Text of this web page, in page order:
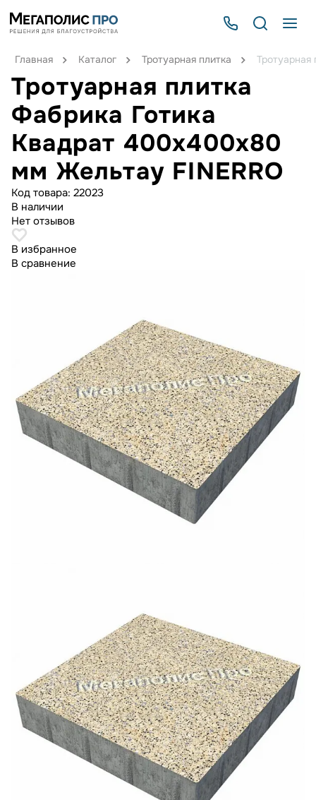
Главная Каталог Тротуарная плитка
Тротуарная плитка
Фабрика Готика
Квадрат 400х400х80
мм Жельтау FINERRO
Код товара: 22023
В наличии
Нет отзывов
В избранное
В сравнение